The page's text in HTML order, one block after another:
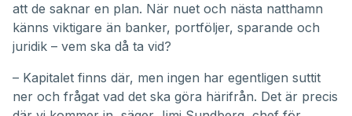
att de saknar en plan. När nuet och nästa natthamn
känns viktigare än banker, portföljer, sparande och
juridik – vem ska då ta vid?
– Kapitalet finns där, men ingen har egentligen suttit
ner och frågat vad det ska göra härifrån. Det är precis